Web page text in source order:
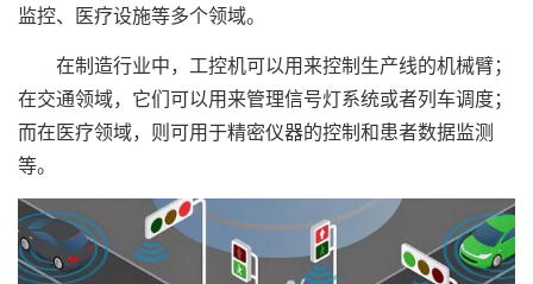
监控、医疗设施等多个领域。
在制造行业中，工控机可以用来控制生产线的机械臂；
在交通领域，它们可以用来管理信号灯系统或者列车调度；
而在医疗领域，则可用于精密仪器的控制和患者数据监测
等。